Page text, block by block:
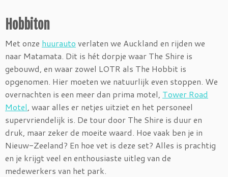
Hobbiton
Met onze huurauto verlaten we Auckland en rijden we
naar Matamata. Dit is hét dorpje waar The Shire is
gebouwd, en waar zowel LOTR als The Hobbit is
opgenomen. Hier moeten we natuurlijk even stoppen. We
overnachten is een meer dan prima motel, Tower Road
Motel, waar alles er netjes uitziet en het personeel
supervriendelijk is. De tour door The Shire is duur en
druk, maar zeker de moeite waard. Hoe vaak ben je in
Nieuw-Zeeland? En hoe vet is deze set? Alles is prachtig
en je krijgt veel en enthousiaste uitleg van de
medewerkers van het park.